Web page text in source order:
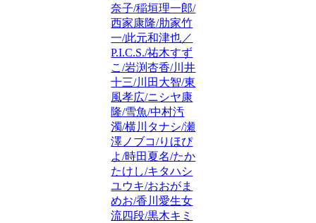
奈子/稲垣理一郎/
西家康隆/肋家竹
一/此元和津也／
P.I.C.S./祐木すず
こ/岩渕杏香/川井
十三/川田大智/東
風孝広/ニシヤ康
隆/雪魚/中村汚
濁/横川タナシ/瀬
澤ノブコ/りほぴ
よ/時田夏名/たか
たけし/キタハシ
ユウキ/おおがま
めお/香川愛生女
流四段/黒木キミ